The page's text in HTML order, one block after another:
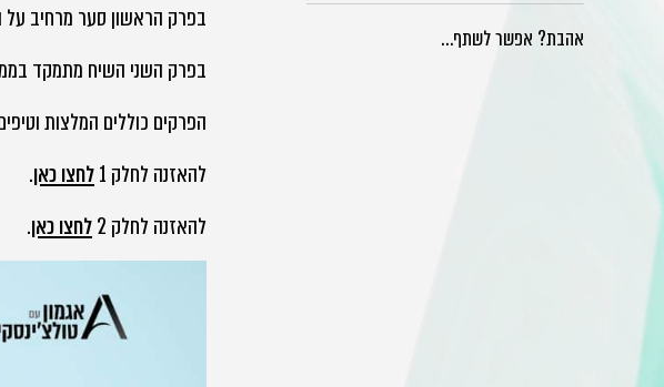
אהבת? אפשר לשתף…
בפרק הראשון סער מרחיב
בפרק השני השיח מתמקד
הפרקים כוללים המלצות
להאזנה לחלק 1 לחצו כאן.
להאזנה לחלק 2 לחצו כאן.